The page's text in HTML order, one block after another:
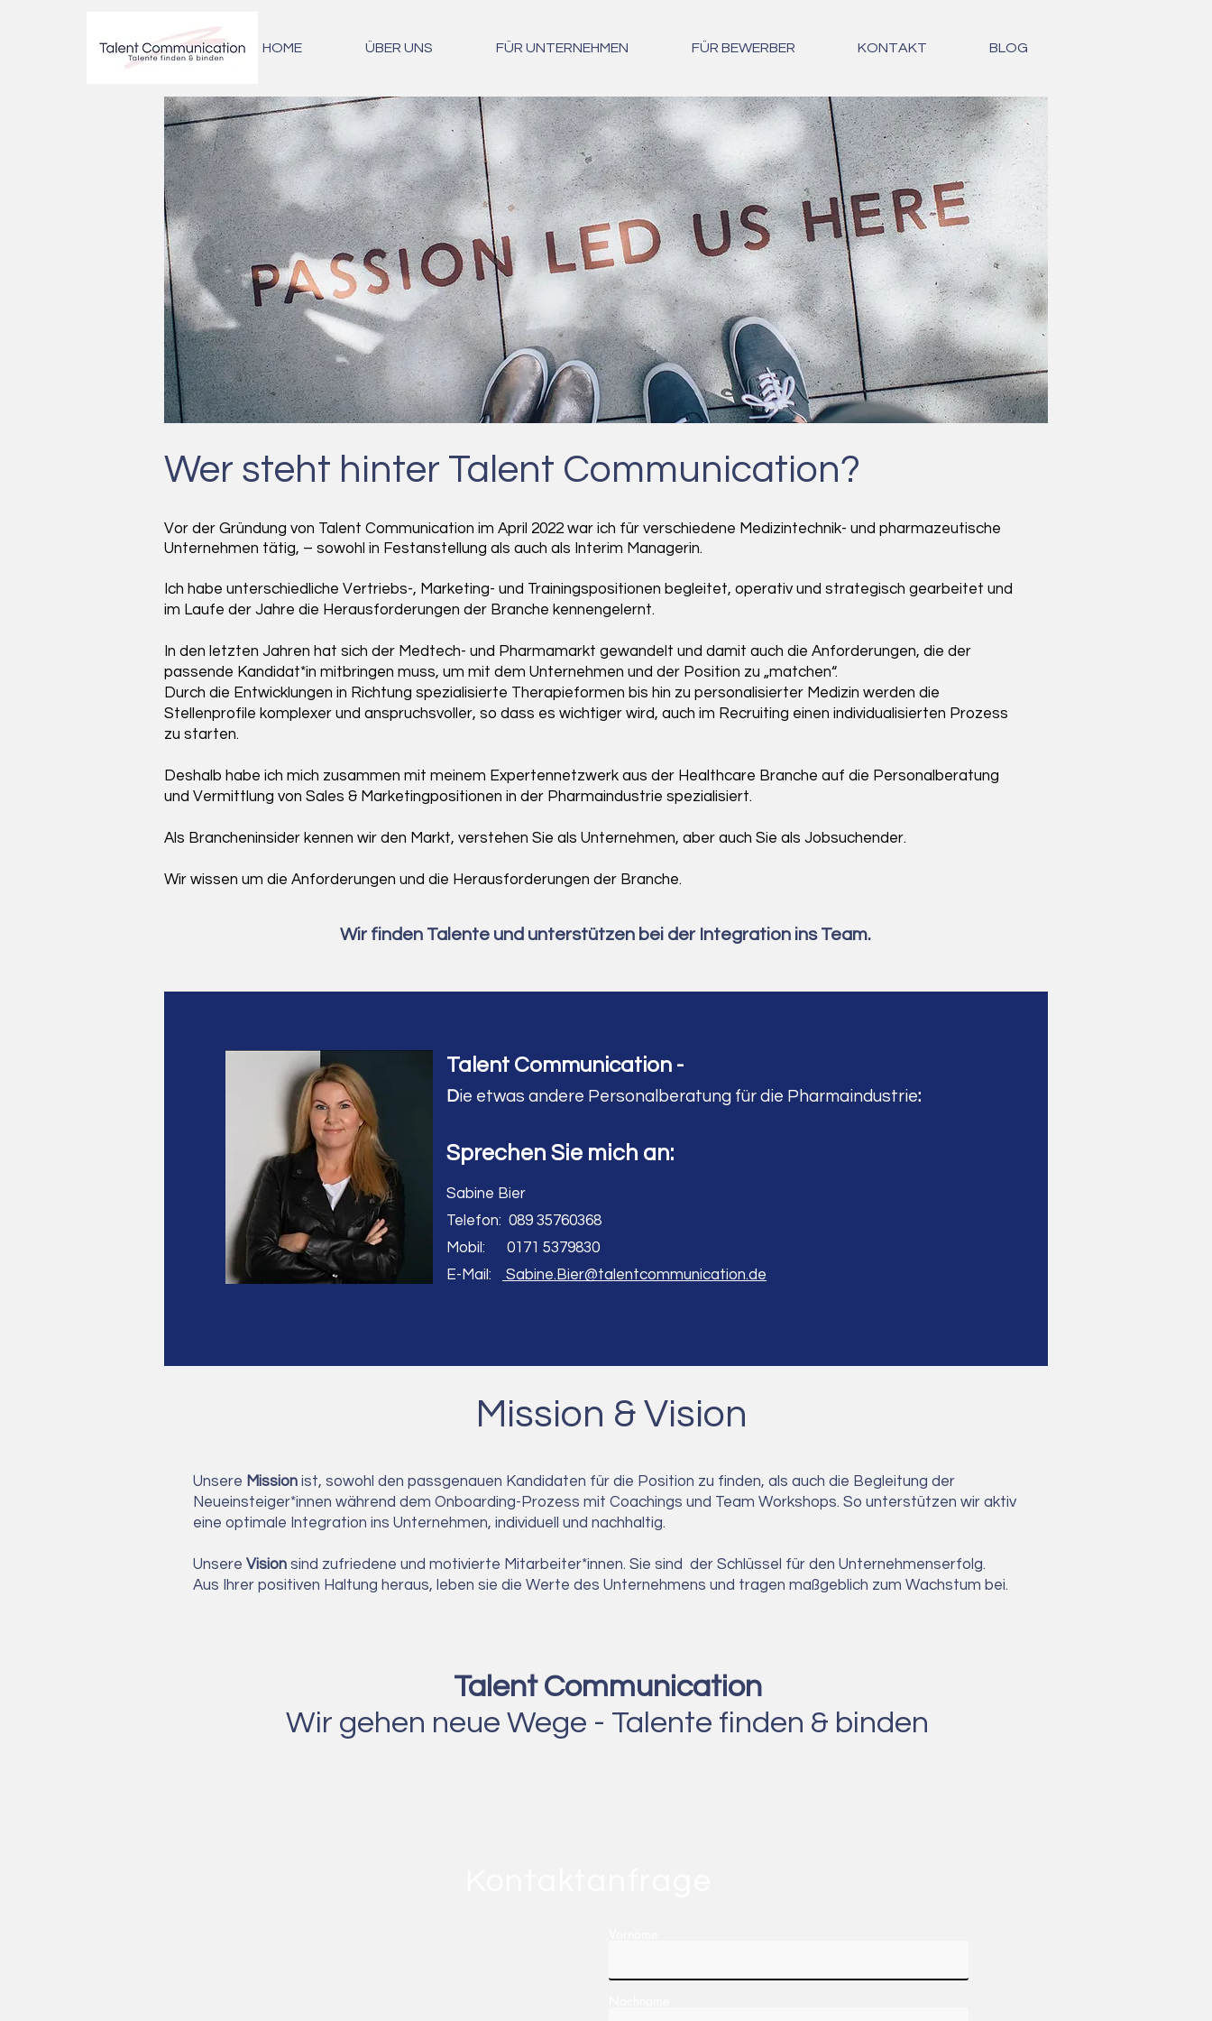
HOME ÜBER UNS FÜR UNTERNEHMEN FÜR BEWERBER KONTAKT BLOG
Wer steht hinter Talent Communication?
Vor der Gründung von Talent Communication im April 2022 war ich für verschiedene Medizintechnik- und pharmazeutische
Unternehmen tätig, – sowohl in Festanstellung als auch als Interim Managerin.
Ich habe unterschiedliche Vertriebs-, Marketing- und Trainingspositionen begleitet, operativ und strategisch gearbeitet und
im Laufe der Jahre die Herausforderungen der Branche kennengelernt.
In den letzten Jahren hat sich der Medtech- und Pharmamarkt gewandelt und damit auch die Anforderungen, die der
passende Kandidat*in mitbringen muss, um mit dem Unternehmen und der Position zu „matchen“.
Durch die Entwicklungen in Richtung spezialisierte Therapieformen bis hin zu personalisierter Medizin werden die
Stellenprofile komplexer und anspruchsvoller, so dass es wichtiger wird, auch im Recruiting einen individualisierten Prozess
zu starten.
Deshalb habe ich mich zusammen mit meinem Expertennetzwerk aus der Healthcare Branche auf die Personalberatung
und Vermittlung von Sales & Marketingpositionen in der Pharmaindustrie spezialisiert.
Als Brancheninsider kennen wir den Markt, verstehen Sie als Unternehmen, aber auch Sie als Jobsuchender.
Wir wissen um die Anforderungen und die Herausforderungen der Branche.
Wir finden Talente und unterstützen bei der Integration ins Team.
Talent Communication -
Die etwas andere Personalberatung für die Pharmaindustrie:
Sprechen Sie mich an:
Sabine Bier
Telefon: 089 35760368
Mobil: 0171 5379830
E-Mail:
Sabine.Bier@talentcommunication.de
Mission & Vision
Unsere Mission ist, sowohl den passgenauen Kandidaten für die Position zu finden, als auch die Begleitung der
Neueinsteiger*innen während dem Onboarding-Prozess mit Coachings und Team Workshops. So unterstützen wir aktiv
eine optimale Integration ins Unternehmen, individuell und nachhaltig.
Unsere Vision sind zufriedene und motivierte Mitarbeiter*innen. Sie sind der Schlüssel für den Unternehmenserfolg.
Aus Ihrer positiven Haltung heraus, leben sie die Werte des Unternehmens und tragen maßgeblich zum Wachstum bei.
Talent Communication
Wir gehen neue Wege - Talente finden & binden